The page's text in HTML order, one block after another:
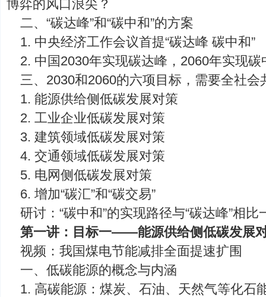
博弈的风口浪尖？
二、“碳达峰”和“碳中和”的方案
1. 中央经济工作会议首提“碳达峰 碳中和”
2. 中国2030年实现碳达峰，2060年实现
三、2030和2060的六项目标，需要全社会
1. 能源供给侧低碳发展对策
2. 工业企业低碳发展对策
3. 建筑领域低碳发展对策
4. 交通领域低碳发展对策
5. 电网侧低碳发展对策
6. 增加“碳汇”和“碳交易”
研讨：“碳中和”的实现路径与“碳达峰”相比
第一讲：目标一——能源供给侧低碳发展
视频：我国煤电节能减排全面提速扩围
一、低碳能源的概念与内涵
1. 高碳能源：煤炭、石油、天然气等化石